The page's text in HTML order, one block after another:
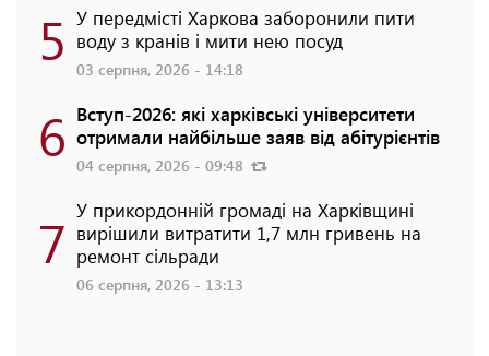
5 У передмісті Харкова заборонили пити
воду з кранів і мити нею посуд
03 серпня, 2026 - 14:18
6 Вступ-2026: які харківські університети
отримали найбільше заяв від абітурієнтів
04 серпня, 2026 - 09:48
7 У прикордонній громаді на Харківщині
вирішили витратити 1,7 млн гривень на
ремонт сільради
06 серпня, 2026 - 13:13